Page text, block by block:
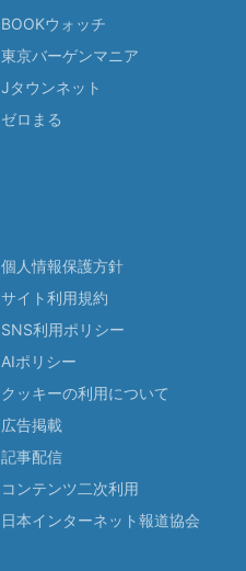
BOOKウォッチ
東京バーゲンマニア
Jタウンネット
ゼロまる
個人情報保護方針
サイト利用規約
SNS利用ポリシー
AIポリシー
クッキーの利用について
広告掲載
記事配信
コンテンツ二次利用
日本インターネット報道協会